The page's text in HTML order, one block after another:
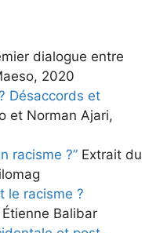
dialogue entre
2020
Désaccords et
et Norman Ajari,
racisme ?” Extrait du
le racisme ?
Balibar